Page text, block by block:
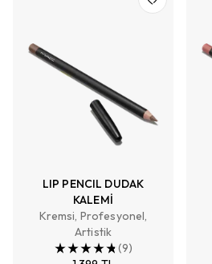
LIP PENCIL DUDAK
KALEMİ
Kremsi, Profesyonel,
Artistik
(9)